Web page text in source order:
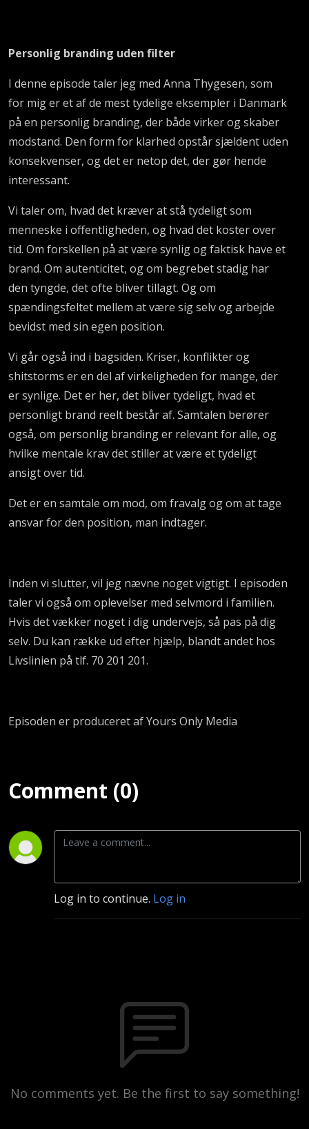
Personlig branding uden filter
I denne episode taler jeg med Anna Thygesen, som
for mig er et af de mest tydelige eksempler i Danmark
på en personlig branding, der både virker og skaber
modstand. Den form for klarhed opstår sjældent uden
konsekvenser, og det er netop det, der gør hende
interessant.
Vi taler om, hvad det kræver at stå tydeligt som
menneske i offentligheden, og hvad det koster over
tid. Om forskellen på at være synlig og faktisk have et
brand. Om autenticitet, og om begrebet stadig har
den tyngde, det ofte bliver tillagt. Og om
spændingsfeltet mellem at være sig selv og arbejde
bevidst med sin egen position.
Vi går også ind i bagsiden. Kriser, konflikter og
shitstorms er en del af virkeligheden for mange, der
er synlige. Det er her, det bliver tydeligt, hvad et
personligt brand reelt består af. Samtalen berører
også, om personlig branding er relevant for alle, og
hvilke mentale krav det stiller at være et tydeligt
ansigt over tid.
Det er en samtale om mod, om fravalg og om at tage
ansvar for den position, man indtager.
Inden vi slutter, vil jeg nævne noget vigtigt. I episoden
taler vi også om oplevelser med selvmord i familien.
Hvis det vækker noget i dig undervejs, så pas på dig
selv. Du kan række ud efter hjælp, blandt andet hos
Livslinien på tlf. 70 201 201.
Episoden er produceret af Yours Only Media
Comment (0)
Log in to continue. Log in
No comments yet. Be the first to say something!